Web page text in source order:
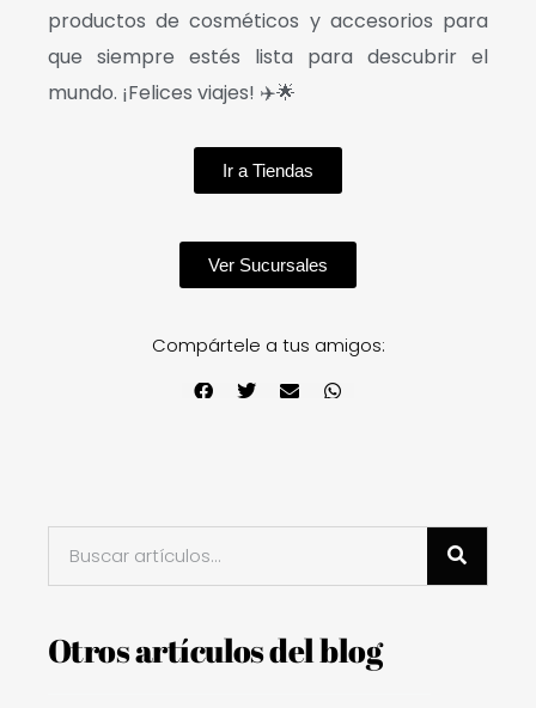
productos de cosméticos y accesorios para
que siempre estés lista para descubrir el
mundo. ¡Felices viajes! ✈️🌟
Ir a Tiendas
Ver Sucursales
Compártele a tus amigos:
Otros artículos del blog